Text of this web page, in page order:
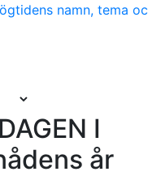
namn, tema
I
år